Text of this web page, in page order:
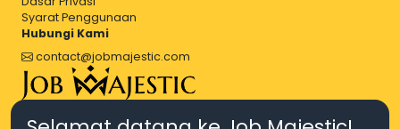
Syarat Penggunaan
Hubungi Kami
contact@jobmajestic.com